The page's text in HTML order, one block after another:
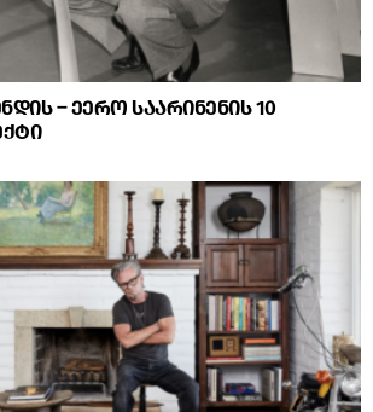
– ეერო საარინენის 10